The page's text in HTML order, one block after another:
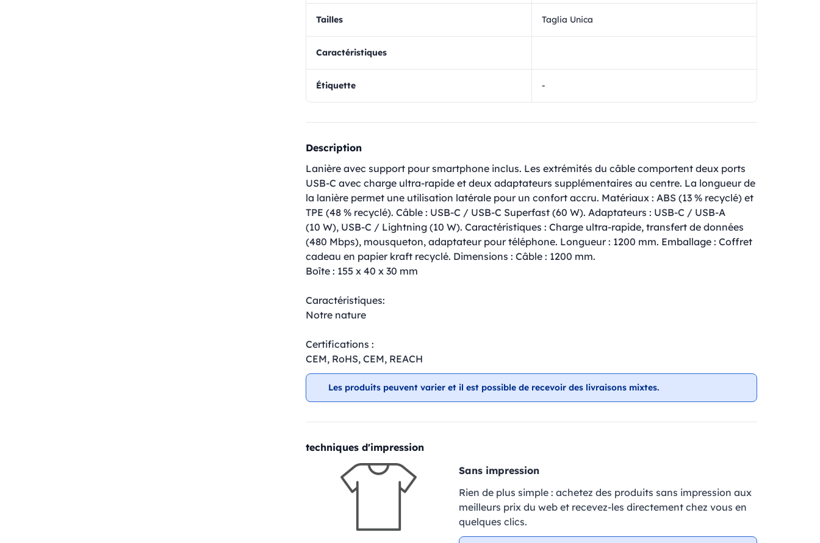
Tailles Taglia Unica
Caractéristiques
Étiquette -
Description
Lanière avec support pour smartphone inclus. Les extrémités du câble comportent deux ports
USB-C avec charge ultra-rapide et deux adaptateurs supplémentaires au centre. La longueur de
la lanière permet une utilisation latérale pour un confort accru. Matériaux : ABS (13 % recyclé) et
TPE (48 % recyclé). Câble : USB-C / USB-C Superfast (60 W). Adaptateurs : USB-C / USB-A
(10 W), USB-C / Lightning (10 W). Caractéristiques : Charge ultra-rapide, transfert de données
(480 Mbps), mousqueton, adaptateur pour téléphone. Longueur : 1200 mm. Emballage : Coffret
cadeau en papier kraft recyclé. Dimensions : Câble : 1200 mm.
Boîte : 155 x 40 x 30 mm
Caractéristiques:
Notre nature
Certifications :
CEM, RoHS, CEM, REACH
Les produits peuvent varier et il est possible de recevoir des livraisons mixtes.
techniques d'impression
Sans impression
Rien de plus simple : achetez des produits sans impression aux
meilleurs prix du web et recevez-les directement chez vous en
quelques clics.